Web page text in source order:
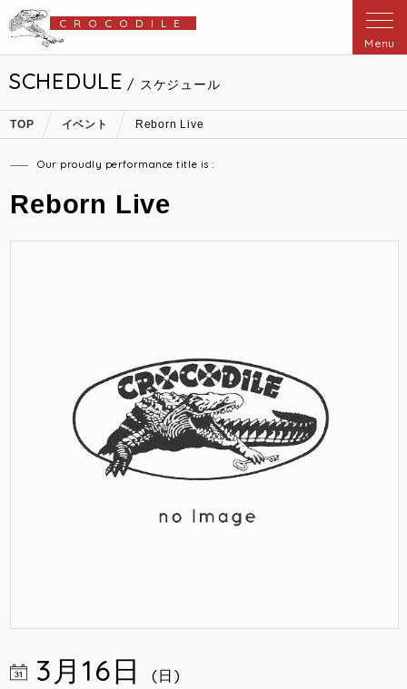
CROCODILE
Menu
SCHEDULE / スケジュール
TOP イベント Reborn Live
Our proudly performance title is :
Reborn Live
3月16日 (日)